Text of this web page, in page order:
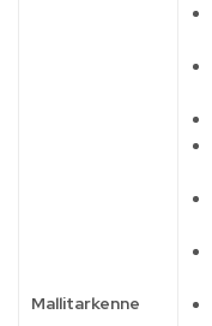
Mallitarkenne